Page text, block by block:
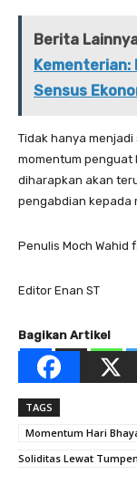
Berita
Kementerian:
Sensus
Tidak hanya
momentum penguat
diharapkan akan
pengabdian kepada
Penulis Moch Wahid
Editor Enan ST
Bagikan Artikel
TAGS
Momentum Hari
Soliditas Lewat